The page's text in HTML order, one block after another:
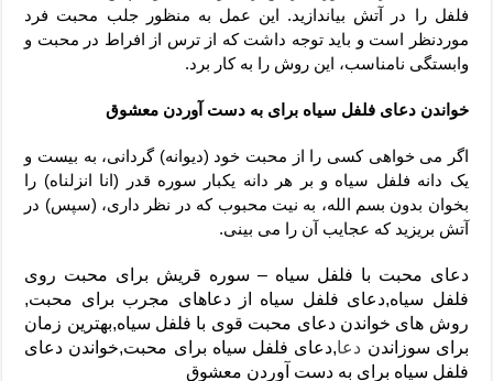
فلفل را در آتش بیاندازید. این عمل به منظور جلب محبت فرد
موردنظر است و باید توجه داشت که از ترس از افراط در محبت و
وابستگی نامناسب، این روش را به کار برد.
خواندن دعای فلفل سیاه برای به دست آوردن معشوق
اگر می خواهی کسی را از محبت خود (دیوانه) گردانی، به بیست و
یک دانه فلفل سیاه و بر هر دانه یکبار سوره قدر (انا انزلناه) را
بخوان بدون بسم الله، به نیت محبوب که در نظر داری، (سپس) در
آتش بریزید که عجایب آن را می بینی.
دعای محبت با فلفل سیاه – سوره قریش برای محبت روی
فلفل سیاه,دعای فلفل سیاه از دعاهای مجرب برای محبت,
روش های خواندن دعای محبت قوی با فلفل سیاه,بهترین زمان
برای سوزاندن دعا,دعای فلفل سیاه برای محبت,خواندن دعای
فلفل سیاه برای به دست آوردن معشوق